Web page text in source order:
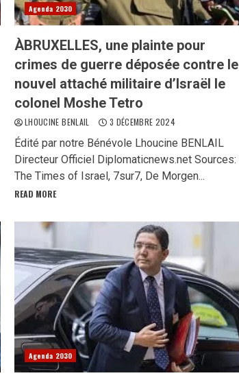
Agenda 2030
ÀBRUXELLES, une plainte pour
crimes de guerre déposée contre le
nouvel attaché militaire d’Israël le
colonel Moshe Tetro
LHOUCINE BENLAIL 3 DÉCEMBRE 2024
Édité par notre Bénévole Lhoucine BENLAIL
Directeur Officiel Diplomaticnews.net Sources:
The Times of Israel, 7sur7, De Morgen...
READ MORE
Agenda 2030